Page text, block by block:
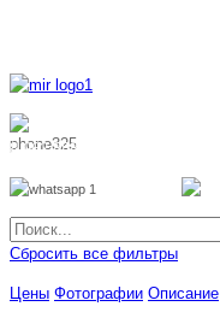
8 962 888 51 55
Сбросить все фильтры
Цены Фотографии Описание